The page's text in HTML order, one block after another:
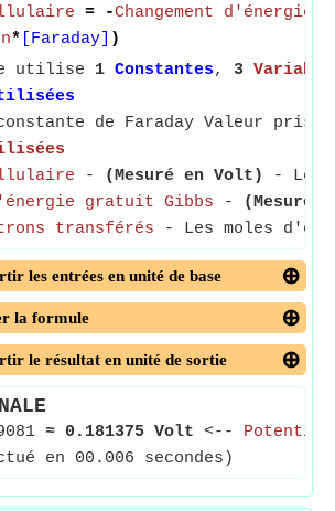
= -Changement d'énergie
n* [Faraday]
)
utilise 1 Constantes, 3
de Faraday Valeur prise
- (Mesuré en Volt)
- Le
gratuit Gibbs -
(Mesuré
transférés - Les moles
les entrées en unité de base
la formule
le résultat en unité de sortie
≈ 0.181375 Volt <--
en 00.006 secondes)